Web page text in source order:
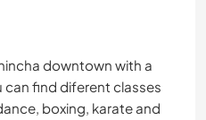
downtown with a
find diferent classes
boxing, karate and